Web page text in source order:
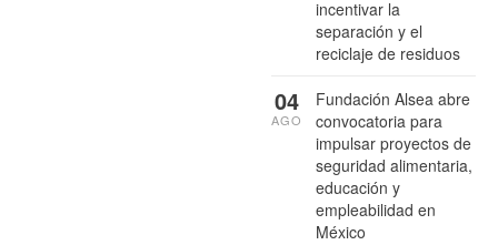
incentivar la
separación y el
reciclaje de residuos
Fundación Alsea abre
convocatoria para
impulsar proyectos de
seguridad alimentaria,
educación y
empleabilidad en
México
04
AGO